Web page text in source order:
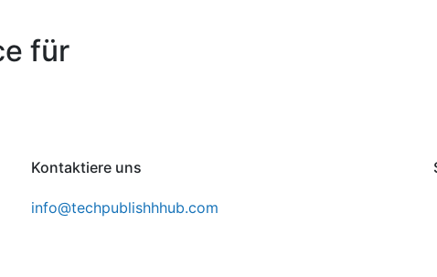
für
Kontaktiere uns
info@techpublishhhub.com